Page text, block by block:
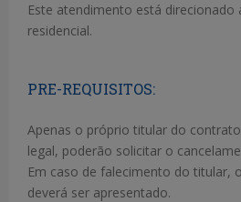
Este atendimento está direcionado
residencial.
PRE-REQUISITOS:
Apenas o próprio titular do
legal, poderão solicitar o
Em caso de falecimento do titular,
deverá ser apresentado.